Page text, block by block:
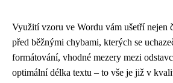
Využití vzoru ve Wordu vám ušetří nejen
před běžnými chybami, kterých se
formátování, vhodné mezery mezi
optimální délka textu – to vše je již v